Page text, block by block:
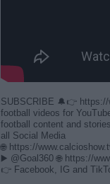
SUBSCRIBE 🔔👉 https://
football videos for
football content and
all Social Media
🌐 https://
▶️ @Goal360 🌐 https://
👉 Facebook, IG and